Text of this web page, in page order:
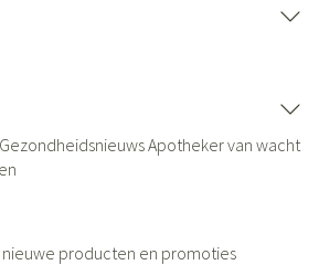
GezondheidsnieuwsApotheker van wacht
producten en promoties